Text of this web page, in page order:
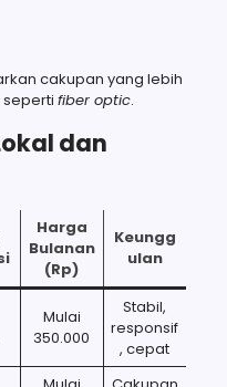
cakupan yang lebih
fiber optic.
dan
Harga
Bulanan
(Rp)
Keungg
ulan
Mulai
350.000
Stabil,
responsif
, cepat